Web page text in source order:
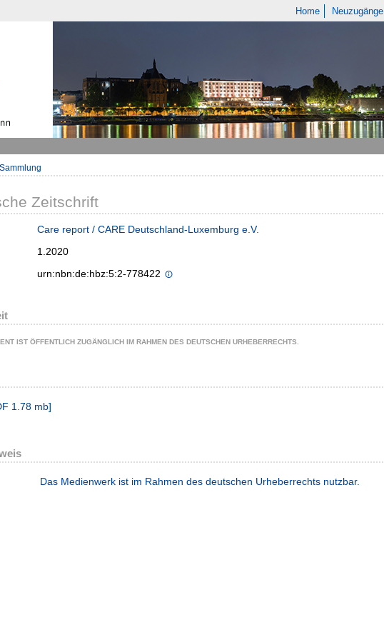
Home Neuzugänge
Zeitschrift
Care report / CARE Deutschland-Luxemburg e.V.
1.2020
urn:nbn:de:hbz:5:2-778422
IST ÖFFENTLICH ZUGÄNGLICH IM RAHMEN DES DEUTSCHEN URHEBERRECHTS.
1.78 mb]
Das Medienwerk ist im Rahmen des deutschen Urheberrechts nutzbar.